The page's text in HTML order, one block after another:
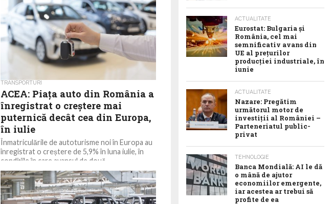
TRANSPORTURI
ACEA: Piața auto din România a
înregistrat o creștere mai
puternică decât cea din Europa,
în iulie
Înmatriculările de autoturisme noi în Europa au
înregistrat o creștere de 5,9% în luna iulie, în
condițiile în care avansul de două...
ACTUALITATE
Eurostat: Bulgaria și
România, cel mai
semnificativ avans din
UE al prețurilor
producției industriale, în
iunie
ACTUALITATE
Nazare: Pregătim
următorul motor de
investiții al României –
Parteneriatul public-
privat
TEHNOLOGIE
Banca Mondială: AI le dă
o mână de ajutor
economiilor emergente,
iar acestea ar trebui să
profite de ea